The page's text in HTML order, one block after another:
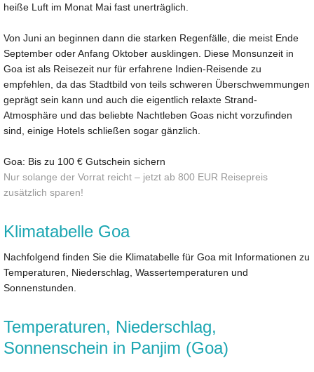
heiße Luft im Monat Mai fast unerträglich.
Von Juni an beginnen dann die starken Regenfälle, die meist Ende
September oder Anfang Oktober ausklingen. Diese Monsunzeit in
Goa ist als Reisezeit nur für erfahrene Indien-Reisende zu
empfehlen, da das Stadtbild von teils schweren Überschwemmungen
geprägt sein kann und auch die eigentlich relaxte Strand-
Atmosphäre und das beliebte Nachtleben Goas nicht vorzufinden
sind, einige Hotels schließen sogar gänzlich.
Goa: Bis zu 100 € Gutschein sichern
Nur solange der Vorrat reicht – jetzt ab 800 EUR Reisepreis
zusätzlich sparen!
Klimatabelle Goa
Nachfolgend finden Sie die Klimatabelle für Goa mit Informationen zu
Temperaturen, Niederschlag, Wassertemperaturen und
Sonnenstunden.
Temperaturen, Niederschlag,
Sonnenschein in Panjim (Goa)